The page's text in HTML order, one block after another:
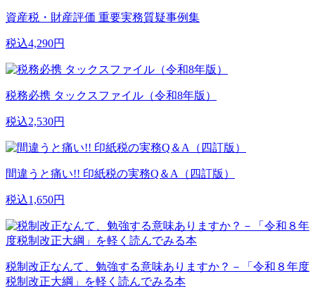
資産税・財産評価 重要実務質疑事例集
税込4,290円
税務必携 タックスファイル（令和8年版）
税込2,530円
間違うと痛い!! 印紙税の実務Q＆A（四訂版）
税込1,650円
税制改正なんて、勉強する意味ありますか？－「令和８年度
税制改正大綱」を軽く読んでみる本